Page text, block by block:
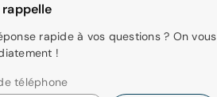
rapide à vos questions ? On vous
!
téléphone